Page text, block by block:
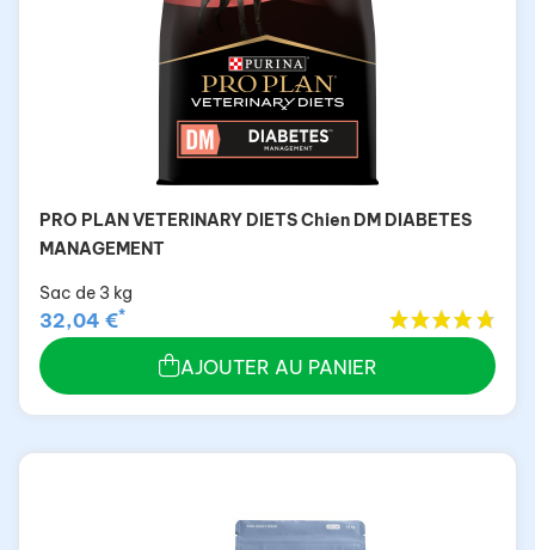
PRO PLAN VETERINARY DIETS Chien DM DIABETES
MANAGEMENT
Sac de 3 kg
32,04 €*
AJOUTER AU PANIER